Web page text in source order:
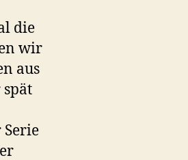
u
r
e
g
die
wir
aus
spät